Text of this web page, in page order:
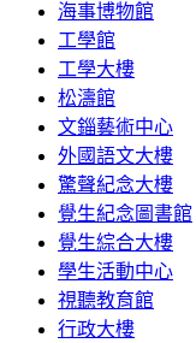
海事博物館
工學館
工學大樓
松濤館
文錙藝術中心
外國語文大樓
驚聲紀念大樓
覺生紀念圖書館
覺生綜合大樓
學生活動中心
視聽教育館
行政大樓